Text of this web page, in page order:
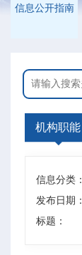
信息公开指南
机构职能
信息分类：
发布日期：
标题：